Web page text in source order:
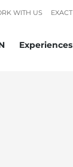
WITH US EXACT
Experiences